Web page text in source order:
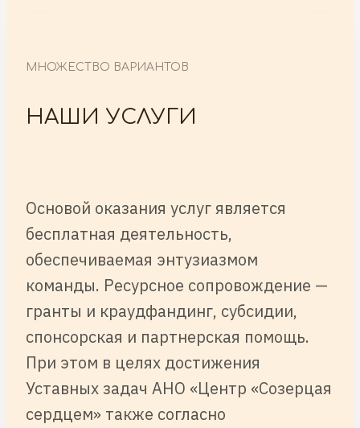
МНОЖЕСТВО ВАРИАНТОВ
НАШИ УСЛУГИ
Основой оказания услуг является
бесплатная деятельность,
обеспечиваемая энтузиазмом
команды. Ресурсное сопровождение —
гранты и краудфандинг, субсидии,
спонсорская и партнерская помощь.
При этом в целях достижения
Уставных задач АНО «Центр «Созерцая
сердцем» также согласно